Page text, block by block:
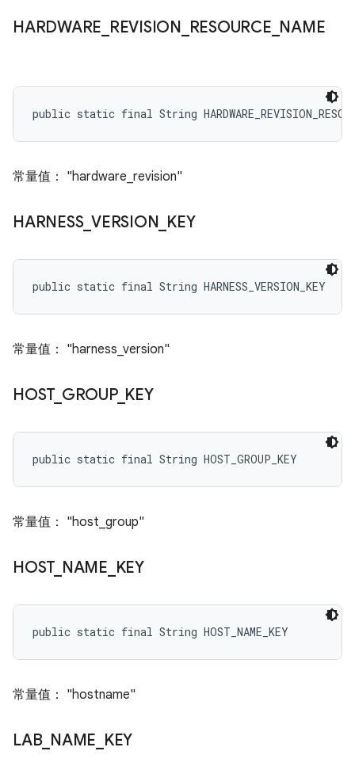
HARDWARE REVISION RESOURCE NAME
public static final String
常量值： "hardware_revision"
HARNESS_ VERSION KEY
public static final String HARNESS_VERSION_KEY
常量值： "harness_version"
HOST_ GROUP_ KEY
public static final String HOST_GROUP_KEY
常量值： "host_group"
HOST_ NAME KEY
public static final String HOST_NAME_KEY
常量值： "hostname"
LAB_ NAME KEY